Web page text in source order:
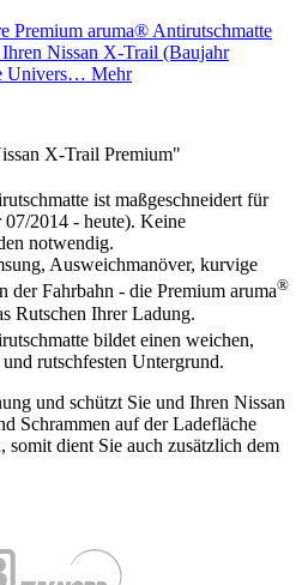
Premium aruma® Antirutschmatte
Nissan X-Trail (Baujahr
Univers… Mehr
X-Trail Premium"
ist maßgeschneidert für
2014 - heute). Keine
notwendig.
Ausweichmanöver, kurvige
der Fahrbahn - die Premium aruma®
Rutschen Ihrer Ladung.
bildet einen weichen,
rutschfesten Untergrund.
und schützt Sie und Ihren Nissan
Schrammen auf der Ladefläche
somit dient Sie auch zusätzlich dem